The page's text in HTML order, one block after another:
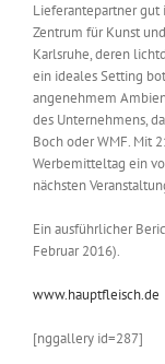
Jobshop
Suche
nach:
Lieferantepartner gut
Zentrum für Kunst
Karlsruhe, deren
ein ideales Setting
angenehmem
des Unternehmens,
Boch oder WMF. Mit
Werbemitteltag ein
nächsten
Ein ausführlicher
Februar 2016).
www.hauptfleisch.de
[nggallery id=287]